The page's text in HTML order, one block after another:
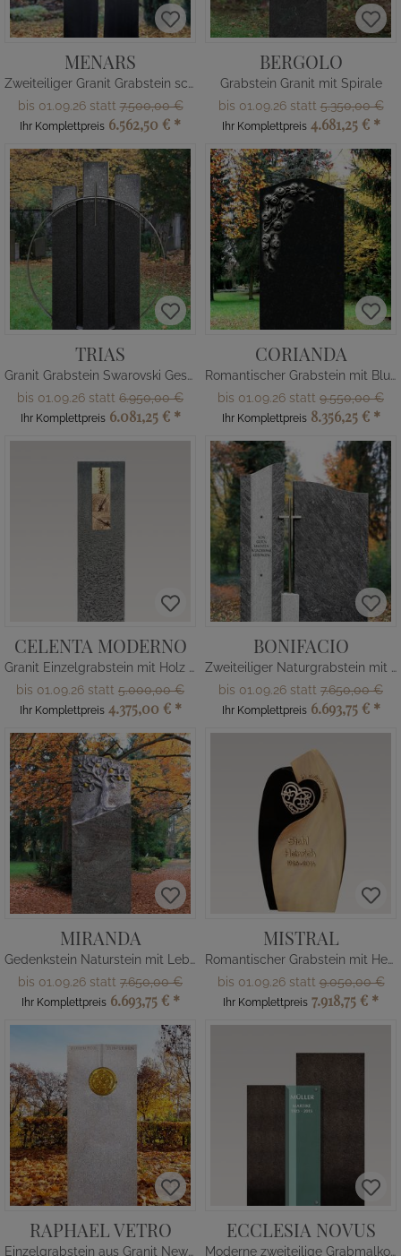
MENARS
Zweiteiliger Granit Grabstein schwarz mit Kreuz
bis 01.09.26 statt7.500,00 €
Ihr Komplettpreis 6.562,50 € *
BERGOLO
Grabstein Granit mit Spirale
bis 01.09.26 statt5.350,00 €
Ihr Komplettpreis 4.681,25 € *
TRIAS
Granit Grabstein Swarovski Gestaltung
bis 01.09.26 statt 6.950,00 €
Ihr Komplettpreis 6.081,25 € *
CORIANDA
Romantischer Grabstein mit Blumen
bis 01.09.26 statt 9.550,00 €
Ihr Komplettpreis 8.356,25 € *
CELENTA MODERNO
Granit Einzelgrabstein mit Holz & Glas Dekor
bis 01.09.26 statt 5.000,00 €
Ihr Komplettpreis 4.375,00 € *
BONIFACIO
Zweiteiliger Naturgrabstein mit Kreuz
bis 01.09.26 statt 7.650,00 €
Ihr Komplettpreis 6.693,75 € *
MIRANDA
Gedenkstein Naturstein mit Lebensbaum
bis 01.09.26 statt 7.650,00 €
Ihr Komplettpreis 6.693,75 € *
MISTRAL
Romantischer Grabstein mit Herz Motiv - Bronze, Granit & Quarzit
bis 01.09.26 statt9.050,00 €
Ihr Komplettpreis 7.918,75 € *
RAPHAEL VETRO
Einzelgrabstein aus Granit New Rosa mit Glas
ECCLESIA NOVUS
Moderne zweiteilige Grabmalkomposition - Einzelgrab